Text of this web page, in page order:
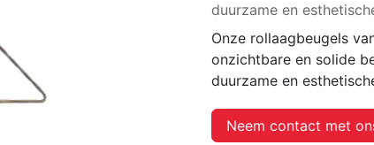
duurzame en
Onze rollaagbeugels
onzichtbare en solide
duurzame en
Neem contact met